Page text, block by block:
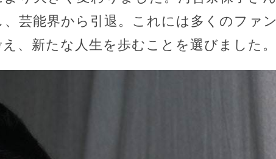
芸能界から引退。これには多くのファン
、新たな人生を歩むことを選びました。